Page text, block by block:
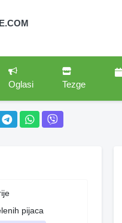
Oglasi Tezge
pijaca